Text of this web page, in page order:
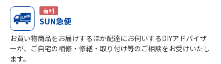
有料
SUN急便
お買い物商品をお届けするほか配達にお伺いするDIYアドバイザ
ーが、ご自宅の補修・修繕・取り付け等のご相談をお受けいたし
ます。